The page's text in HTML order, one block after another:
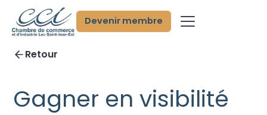
Devenir membre
Retour
Gagner en visibilité